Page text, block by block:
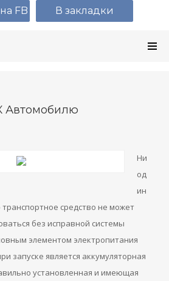
Автомобилю
Ни
од
ин
средство не может
без исправной системы
элементом электропитания
запуске является аккумуляторная
установленная и имеющая
FB В закладки